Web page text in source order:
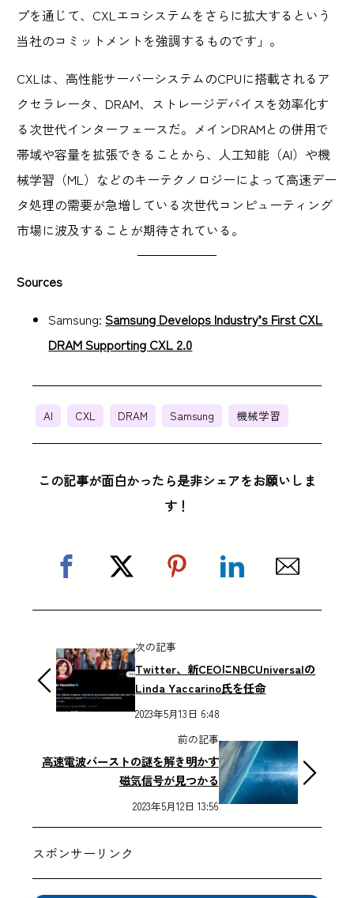
プを通じて、CXLエコシステムをさらに拡大するという
当社のコミットメントを強調するものです」。
CXLは、高性能サーバーシステムのCPUに搭載されるア
クセラレータ、DRAM、ストレージデバイスを効率化す
る次世代インターフェースだ。メインDRAMとの併用で
帯域や容量を拡張できることから、人工知能（AI）や機
械学習（ML）などのキーテクノロジーによって高速デー
タ処理の需要が急増している次世代コンピューティング
市場に波及することが期待されている。
Sources
Samsung:Samsung Develops Industry’s First CXL
DRAM Supporting CXL 2.0
AI CXL DRAM Samsung 機械学習
この記事が面白かったら是非シェアをお願いしま
す！
次の記事
Twitter、新CEOにNBCUniversalの
Linda Yaccarino氏を任命
2023年5月13日 6:48
前の記事
高速電波バーストの謎を解き明かす
磁気信号が見つかる
2023年5月12日 13:56
スポンサーリンク